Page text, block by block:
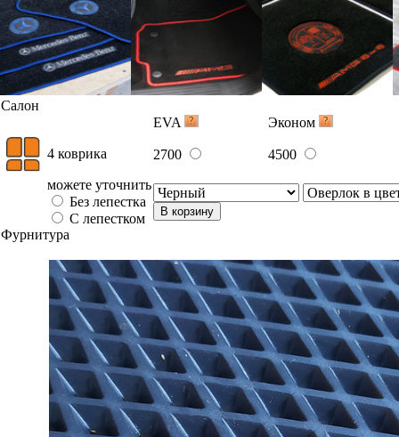
Салон
EVA
Эконом
4 коврика 2700
4500
можете уточнить
Без лепестка
С лепестком
В корзину
Фурнитура